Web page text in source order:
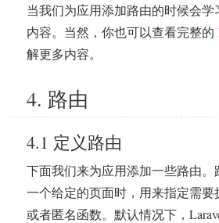
当我们为应用添加路由的时候会
内容。当然，你也可以查看完整的
解更多内容。
4. 路由
4.1 定义路由
下面我们来为应用添加一些路由。
一个给定的页面时，用来指定需要
或者匿名函数。默认情况下，